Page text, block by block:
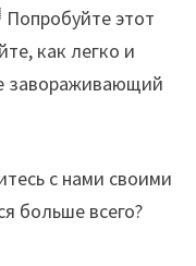
Попробуйте этот
как легко и
завораживающий
с нами своими
больше всего?